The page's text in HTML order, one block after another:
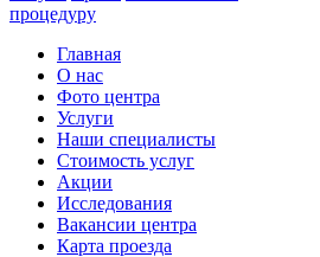
процедуру
Главная
О нас
Фото центра
Услуги
Наши специалисты
Стоимость услуг
Акции
Исследования
Вакансии центра
Карта проезда